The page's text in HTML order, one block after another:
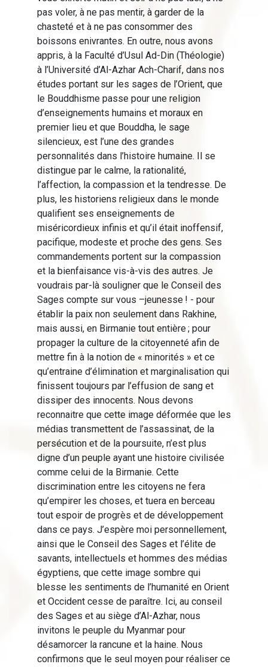
pas voler, à ne pas mentir, à garder de la
chasteté et à ne pas consommer des
boissons enivrantes. En outre, nous avons
appris, à la Faculté d’Usul Ad-Din (Théologie)
à l’Université d’Al-Azhar Ach-Charif, dans nos
études portant sur les sages de l’Orient, que
le Bouddhisme passe pour une religion
d’enseignements humains et moraux en
premier lieu et que Bouddha, le sage
silencieux, est l’une des grandes
personnalités dans l’histoire humaine. Il se
distingue par le calme, la rationalité,
l’affection, la compassion et la tendresse. De
plus, les historiens religieux dans le monde
qualifient ses enseignements de
miséricordieux infinis et qu’il était inoffensif,
pacifique, modeste et proche des gens. Ses
commandements portent sur la compassion
et la bienfaisance vis-à-vis des autres. Je
voudrais par-là souligner que le Conseil des
Sages compte sur vous –jeunesse ! - pour
établir la paix non seulement dans Rakhine,
mais aussi, en Birmanie tout entière ; pour
propager la culture de la citoyenneté afin de
mettre fin à la notion de « minorités » et ce
qu’entraine d’élimination et marginalisation qui
finissent toujours par l’effusion de sang et
dissiper des innocents. Nous devons
reconnaitre que cette image déformée que les
médias transmettent de l’assassinat, de la
persécution et de la poursuite, n’est plus
digne d’un peuple ayant une histoire civilisée
comme celui de la Birmanie. Cette
discrimination entre les citoyens ne fera
qu’empirer les choses, et tuera en berceau
tout espoir de progrès et de développement
dans ce pays. J’espère moi personnellement,
ainsi que le Conseil des Sages et l’élite de
savants, intellectuels et hommes des médias
égyptiens, que cette image sombre qui
blesse les sentiments de l’humanité en Orient
et Occident cesse de paraître. Ici, au conseil
des Sages et au siège d’Al-Azhar, nous
invitons le peuple du Myanmar pour
désamorcer la rancune et la haine. Nous
confirmons que le seul moyen pour réaliser ce